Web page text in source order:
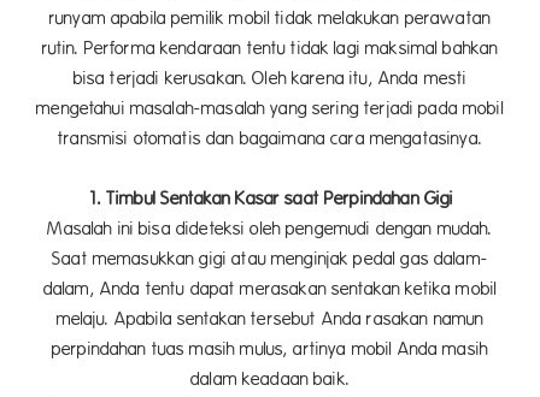
runyam apabila pemilik mobil tidak melakukan perawatan
rutin. Performa kendaraan tentu tidak lagi maksimal bahkan
bisa terjadi kerusakan. Oleh karena itu, Anda mesti
mengetahui masalah-masalah yang sering terjadi pada mobil
transmisi otomatis dan bagaimana cara mengatasinya.
1. Timbul Sentakan Kasar saat Perpindahan Gigi
Masalah ini bisa dideteksi oleh pengemudi dengan mudah.
Saat memasukkan gigi atau menginjak pedal gas dalam-
dalam, Anda tentu dapat merasakan sentakan ketika mobil
melaju. Apabila sentakan tersebut Anda rasakan namun
perpindahan tuas masih mulus, artinya mobil Anda masih
dalam keadaan baik.